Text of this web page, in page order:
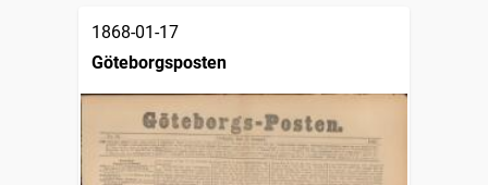
1868-01-17
Göteborgsposten